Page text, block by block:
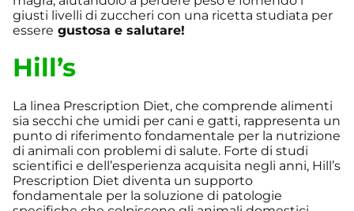
giusti livelli di zuccheri con una ricetta studiata per
essere gustosa e salutare!
Hill’s
La linea Prescription Diet, che comprende alimenti
sia secchi che umidi per cani e gatti, rappresenta un
punto di riferimento fondamentale per la nutrizione
di animali con problemi di salute. Forte di studi
scientifici e dell’esperienza acquisita negli anni, Hill’s
Prescription Diet diventa un supporto
fondamentale per la soluzione di patologie